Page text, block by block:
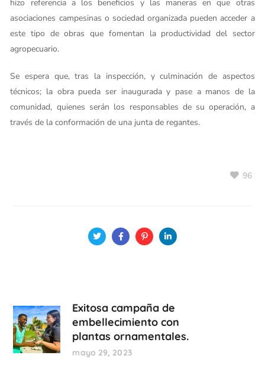
hizo referencia a los beneficios y las maneras en que otras
asociaciones campesinas o sociedad organizada pueden acceder a
este tipo de obras que fomentan la productividad del sector
agropecuario.
Se espera que, tras la inspección, y culminación de aspectos
técnicos; la obra pueda ser inaugurada y pase a manos de la
comunidad, quienes serán los responsables de su operación, a
través de la conformación de una junta de regantes.
96
Exitosa campaña de
embellecimiento con
plantas ornamentales.
mayo 29, 2023